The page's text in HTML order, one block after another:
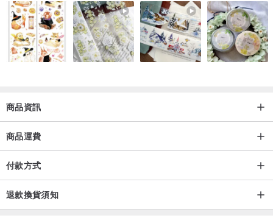
商品資訊
商品運費
付款方式
退款換貨須知